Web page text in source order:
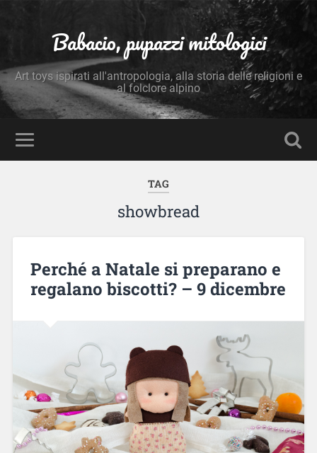
Babacio, pupazzi mitologici
Art toys ispirati all'antropologia, alla storia delle religioni e
al folclore alpino
TAG
showbread
Perché a Natale si preparano e
regalano biscotti? – 9 dicembre